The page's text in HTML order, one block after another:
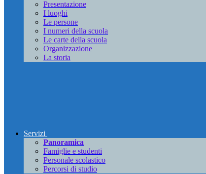
Presentazione
I luoghi
Le persone
I numeri della scuola
Le carte della scuola
Organizzazione
La storia
Servizi
Panoramica
Famiglie e studenti
Personale scolastico
Percorsi di studio